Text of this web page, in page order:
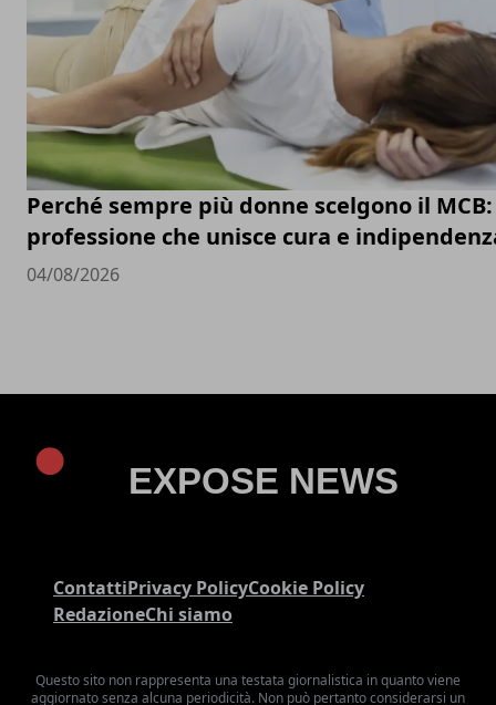
Perché sempre più donne scelgono il
professione che unisce cura e
04/08/2026
ContattiPrivacy PolicyCookie Policy
RedazioneChi siamo
Questo sito non rappresenta una testata giornalistica in quanto viene
aggiornato senza alcuna periodicità. Non può pertanto considerarsi un